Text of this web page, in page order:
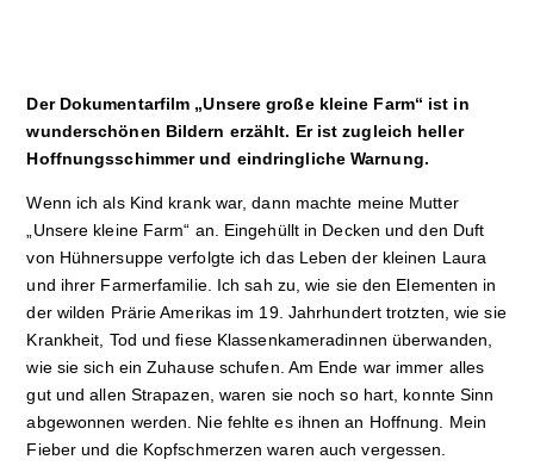
Der Dokumentarfilm „Unsere große kleine Farm“ ist in
wunderschönen Bildern erzählt. Er ist zugleich heller
Hoffnungsschimmer und eindringliche Warnung.
Wenn ich als Kind krank war, dann machte meine Mutter
„Unsere kleine Farm“ an. Eingehüllt in Decken und den Duft
von Hühnersuppe verfolgte ich das Leben der kleinen Laura
und ihrer Farmerfamilie. Ich sah zu, wie sie den Elementen in
der wilden Prärie Amerikas im 19. Jahrhundert trotzten, wie sie
Krankheit, Tod und fiese Klassenkameradinnen überwanden,
wie sie sich ein Zuhause schufen. Am Ende war immer alles
gut und allen Strapazen, waren sie noch so hart, konnte Sinn
abgewonnen werden. Nie fehlte es ihnen an Hoffnung. Mein
Fieber und die Kopfschmerzen waren auch vergessen.